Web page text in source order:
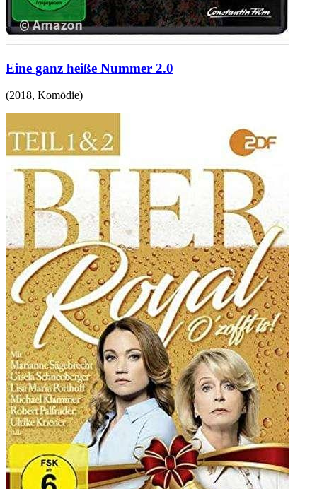
Eine ganz heiße Nummer 2.0
(2018, Komödie)